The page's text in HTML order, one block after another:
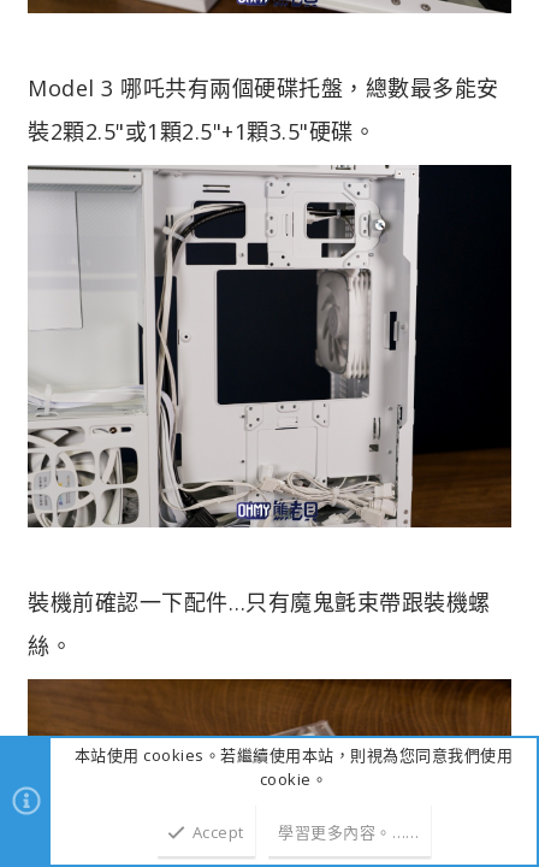
Model 3 哪吒共有兩個硬碟托盤，總數最多能安
裝2顆2.5"或1顆2.5"+1顆3.5"硬碟。
裝機前確認一下配件…只有魔鬼氈束帶跟裝機螺
絲。
本站使用 cookies。若繼續使用本站，則視為您同意我們使用
cookie。
Accept 學習更多內容。……